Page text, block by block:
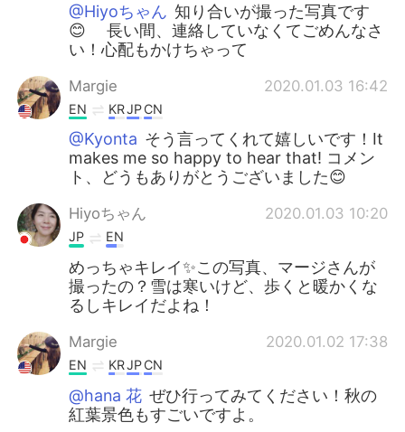
@Hiyoちゃん 知り合いが撮った写真です
😊 長い間、連絡していなくてごめんなさ
い！心配もかけちゃって
Margie 2020.01.03 16:42
EN KRJPCN
@Kyonta そう言ってくれて嬉しいです！It
makes me so happy to hear that! コメン
ト、どうもありがとうございました😊
Hiyoちゃん 2020.01.03 10:20
JP EN
めっちゃキレイ✨この写真、マージさんが
撮ったの？雪は寒いけど、歩くと暖かくな
るしキレイだよね！
Margie 2020.01.02 17:38
EN KRJPCN
@hana 花 ぜひ行ってみてください！秋の
紅葉景色もすごいですよ。